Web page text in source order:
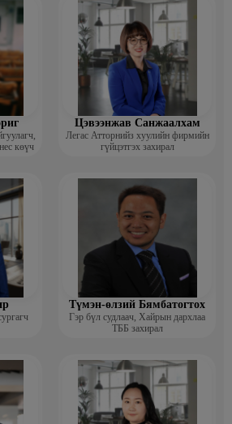
көүч
Цэвээнжав Санжаалхам
Легас Атторнийз хуулийн фирмийн
гүйцэтгэх захирал
Түмэн-өлзий Бямбатогтох
Гэр бүл судлаач, Хайрын дархлаа
ТББ захирал